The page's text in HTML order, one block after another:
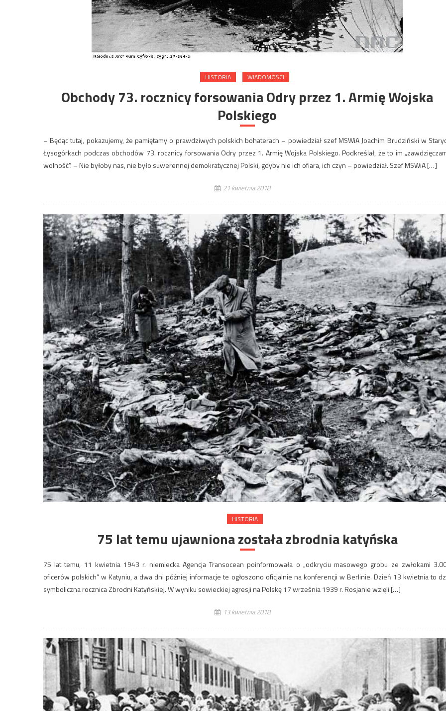
HISTORIA WIADOMOŚCI
Obchody 73. rocznicy forsowania Odry przez 1. Armię Wojska
Polskiego
– Będąc tutaj, pokazujemy, że pamiętamy o prawdziwych polskich bohaterach – powiedział szef MSWiA Joachim Brudziński w
Łysogórkach podczas obchodów 73. rocznicy forsowania Odry przez 1. Armię Wojska Polskiego. Podkreślał, że to im
wolność”. – Nie byłoby nas, nie było suwerennej demokratycznej Polski, gdyby nie ich ofiara, ich czyn – powiedział. Szef MSWiA […]
21 kwietnia 2018
HISTORIA
75 lat temu ujawniona została zbrodnia katyńska
75 lat temu, 11 kwietnia 1943 r. niemiecka Agencja Transocean poinformowała o „odkryciu masowego grobu ze zwłokami
oficerów polskich” w Katyniu, a dwa dni później informacje te ogłoszono oficjalnie na konferencji w Berlinie. Dzień 13 kwietnia to
symboliczna rocznica Zbrodni Katyńskiej. W wyniku sowieckiej agresji na Polskę 17 września 1939 r. Rosjanie wzięli […]
13 kwietnia 2018